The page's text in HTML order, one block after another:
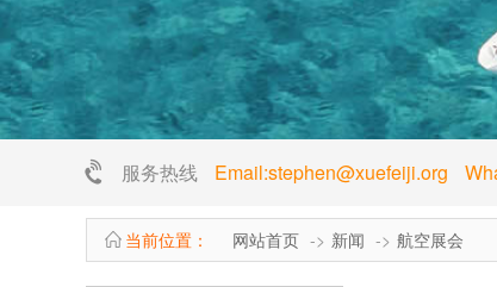
服务热线 Email:stephen@xuefeiji.org
当前位置： 网站首页 新闻 航空展会